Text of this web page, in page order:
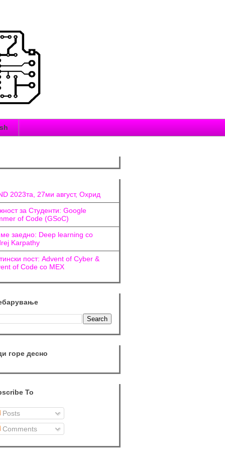
2023та, 27ми август, Охрид
за Студенти: Google
of Code (GSoC)
заедно: Deep learning со
Karpathy
пост: Advent of Cyber &
of Code со МЕХ
горе десно
To
Posts
Comments